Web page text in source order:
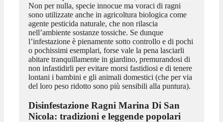
Non per nulla, specie innocue ma voraci di ragni
sono utilizzate anche in agricoltura biologica come
agente pesticida naturale, che non rilascia
nell’ambiente sostanze tossiche. Se dunque
l’infestazione è pienamente sotto controllo e di pochi
o pochissimi esemplari, forse vale la pena lasciarli
abitare tranquillamente in giardino, premurandosi di
non infastidirli per evitare morsi fastidiosi e di tenere
lontani i bambini e gli animali domestici (che per via
del loro peso ridotto sono più sensibili alla puntura).
Disinfestazione Ragni Marina Di San
Nicola: tradizioni e leggende popolari